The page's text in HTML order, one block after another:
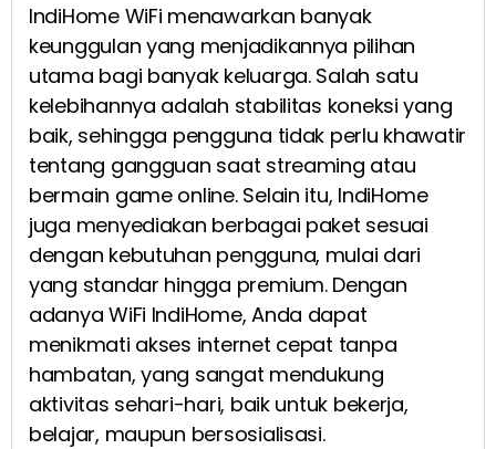
IndiHome WiFi menawarkan banyak
keunggulan yang menjadikannya pilihan
utama bagi banyak keluarga. Salah satu
kelebihannya adalah stabilitas koneksi yang
baik, sehingga pengguna tidak perlu khawatir
tentang gangguan saat streaming atau
bermain game online. Selain itu, IndiHome
juga menyediakan berbagai paket sesuai
dengan kebutuhan pengguna, mulai dari
yang standar hingga premium. Dengan
adanya WiFi IndiHome, Anda dapat
menikmati akses internet cepat tanpa
hambatan, yang sangat mendukung
aktivitas sehari-hari, baik untuk bekerja,
belajar, maupun bersosialisasi.